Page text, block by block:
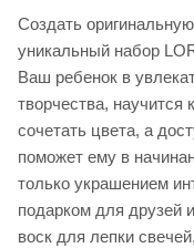
Создать
уникальный набор
Ваш ребенок в
творчества, научится
сочетать цвета, а
поможет ему в
только украшением
подарком для друзей
воск для лепки